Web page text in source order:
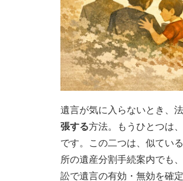
遺言が気に入らないとき、
張する方法。もうひとつは、
です。この二つは、似てい
所の遺産分割手続案内でも
訟で遺言の有効・無効を確